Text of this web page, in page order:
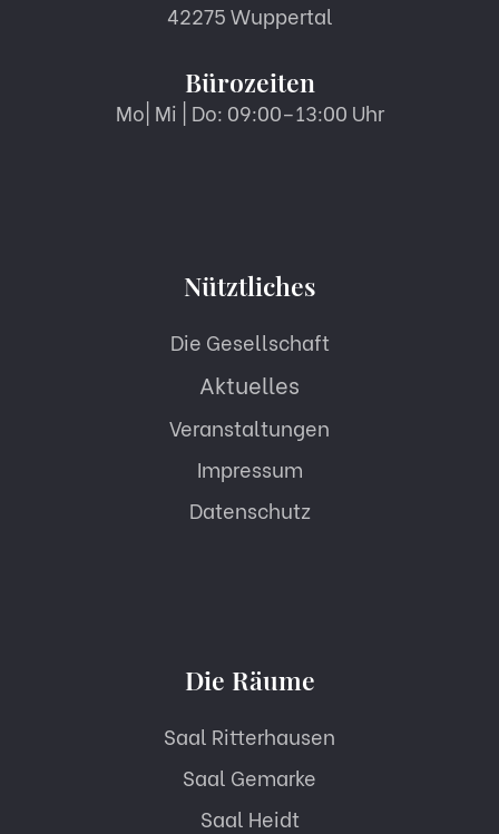
42275 Wuppertal
Bürozeiten
Mo| Mi | Do: 09:00–13:00 Uhr
Nütztliches
Die Gesellschaft
Aktuelles
Veranstaltungen
Impressum
Datenschutz
Die Räume
Saal Ritterhausen
Saal Gemarke
Saal Heidt